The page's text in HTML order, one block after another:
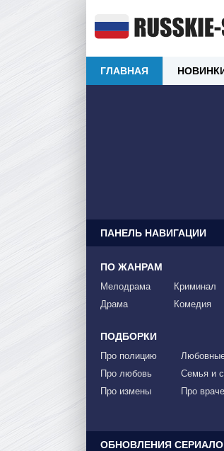
ПАНЕЛЬ НАВИГАЦИИ
ПО ЖАНРАМ
Мелодрама
Драма
Криминал
Комедия
ПОДБОРКИ
Про полицию
Про любовь
Про измены
Семья и
Про
ОБНОВЛЕНИЯ
ГЛАВНАЯ